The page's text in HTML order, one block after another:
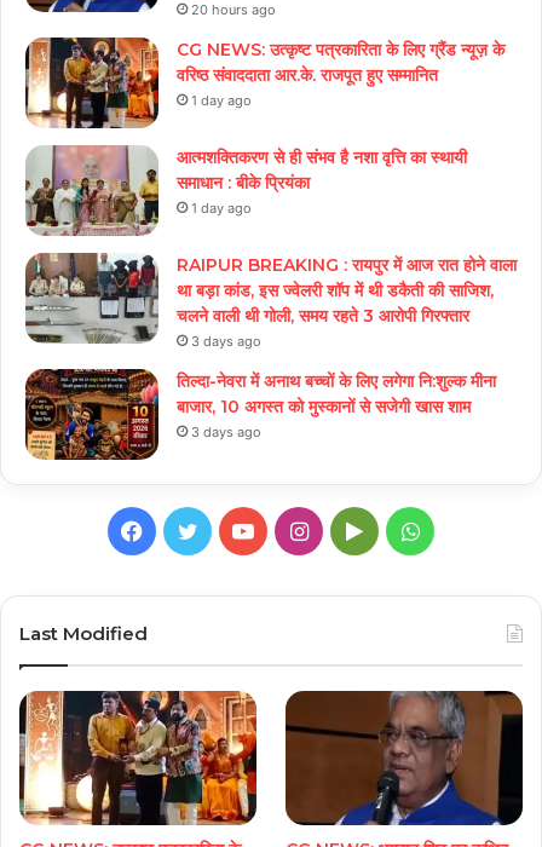
20 hours ago
CG NEWS: उत्कृष्ट पत्रकारिता के लिए ग्रैंड न्यूज़ के
वरिष्ठ संवाददाता आर.के. राजपूत हुए सम्मानित
1 day ago
आत्मशक्तिकरण से ही संभव है नशा वृत्ति का स्थायी
समाधान : बीके प्रियंका
1 day ago
RAIPUR BREAKING : रायपुर में आज रात होने वाला
था बड़ा कांड, इस ज्वेलरी शॉप में थी डकैती की साजिश,
चलने वाली थी गोली, समय रहते 3 आरोपी गिरफ्तार
3 days ago
तिल्दा-नेवरा में अनाथ बच्चों के लिए लगेगा नि:शुल्क मीना
बाजार, 10 अगस्त को मुस्कानों से सजेगी खास शाम
3 days ago
Facebook
TwitterYouTubeInstagram
GoogleWhatsApp
Last Modified